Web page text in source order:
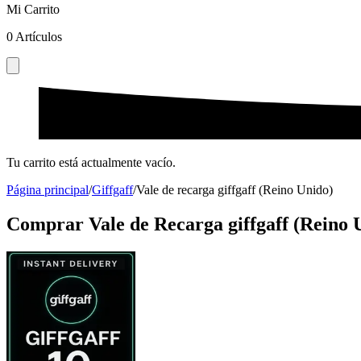
Mi Carrito
0 Artículos
Tu carrito está actualmente vacío.
Página principal/Giffgaff/Vale de recarga giffgaff (Reino Unido)
Comprar Vale de Recarga giffgaff (Reino